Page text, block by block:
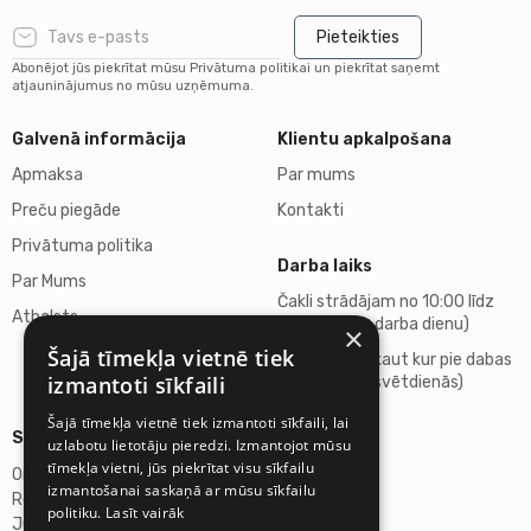
Pieteikties
Abonējot jūs piekrītat mūsu Privātuma politikai un piekrītat saņemt
atjauninājumus no mūsu uzņēmuma.
Galvenā informācija
Apmaksa
Preču piegāde
Privātuma politika
Par Mums
Atbalsts
Klientu apkalpošana
Par mums
Kontakti
Darba laiks
Čakli strādājam no 10:00 līdz
18:00 (katru darba dienu)
Atpūšamies kaut kur pie dabas
(sestdienās, svētdienās)
Sīkāka informācija
Omicron SIA
Reģ.Nr. 40103272028
Juridiskā adrese:
×
Šajā tīmekļa vietnē tiek
izmantoti sīkfaili
Šajā tīmekļa vietnē tiek izmantoti sīkfaili, lai
uzlabotu lietotāju pieredzi. Izmantojot mūsu
tīmekļa vietni, jūs piekrītat visu sīkfailu
izmantošanai saskaņā ar mūsu sīkfailu
politiku. Lasīt vairāk